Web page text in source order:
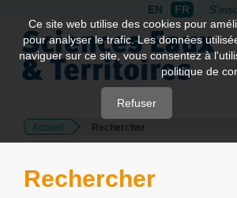
Quick
jump
page
Main
Content
EN FR
Accueil Rechercher
Rechercher
Ce site web utilise des cookies pour
pour analyser le trafic. Les données
naviguer sur ce site, vous consentez à
politique de
Refuser